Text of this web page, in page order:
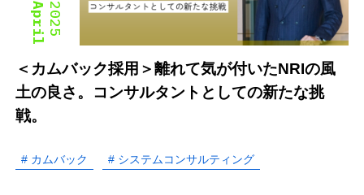
2025
April
＜カムバック採用＞離れて気が付いたNRIの風
土の良さ。コンサルタントとしての新たな挑
戦。
# カムバック # システムコンサルティング